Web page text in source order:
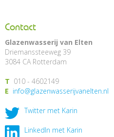
Contact
Glazenwasserij van Elten
Driemanssteeweg 39
3084 CA Rotterdam
T 010 - 4602149
E info@glazenwasserijvanelten.nl
Twitter met Karin
LinkedIn met Karin